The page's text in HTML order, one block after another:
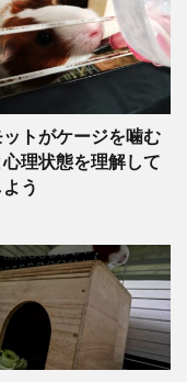
ットがケージを噛む
心理状態を理解して
う